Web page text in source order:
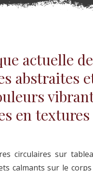
actuelle
abstraites
en
circulaires sur
calmants sur le